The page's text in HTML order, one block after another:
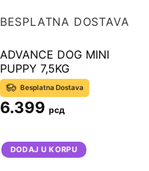
BESPLATNA DOSTAVA
ADVANCE DOG MINI
PUPPY 7,5KG
Besplatna Dostava
6.399 рсд
DODAJ U KORPU